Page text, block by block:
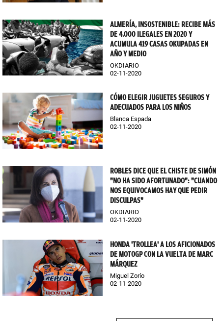
ALMERÍA, INSOSTENIBLE: RECIBE MÁS
DE 4.000 ILEGALES EN 2020 Y
ACUMULA 419 CASAS OKUPADAS EN
AÑO Y MEDIO
OKDIARIO
02-11-2020
CÓMO ELEGIR JUGUETES SEGUROS Y
ADECUADOS PARA LOS NIÑOS
Blanca Espada
02-11-2020
ROBLES DICE QUE EL CHISTE DE SIMÓN
"NO HA SIDO AFORTUNADO": "CUANDO
NOS EQUIVOCAMOS HAY QUE PEDIR
DISCULPAS"
OKDIARIO
02-11-2020
HONDA 'TROLLEA' A LOS AFICIONADOS
DE MOTOGP CON LA VUELTA DE MARC
MÁRQUEZ
Miguel Zorío
02-11-2020